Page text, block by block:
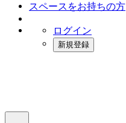
スペースをお持ちの方
ログイン
新規登録